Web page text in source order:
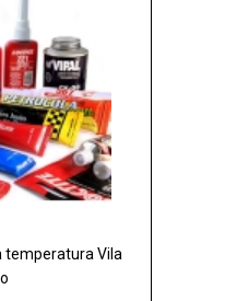
temperatura Vila